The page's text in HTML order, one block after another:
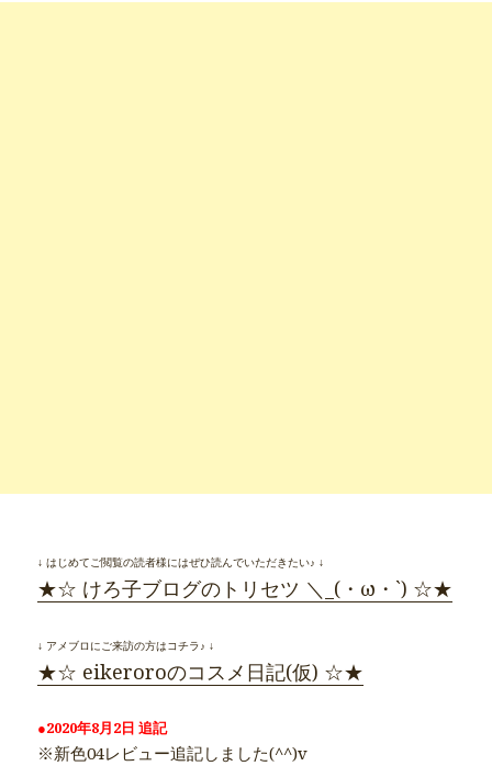
↓ はじめてご閲覧の読者様にはぜひ読んでいただきたい♪ ↓
★☆ けろ子ブログのトリセツ ＼_(・ω・`) ☆★
↓ アメブロにご来訪の方はコチラ♪ ↓
★☆ eikeroroのコスメ日記(仮) ☆★
●2020年8月2日 追記
※新色04レビュー追記しました(^^)v